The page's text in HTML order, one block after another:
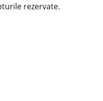
rezervate.